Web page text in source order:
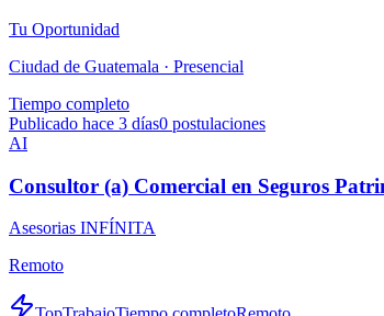
Tu Oportunidad
Ciudad de Guatemala · Presencial
Tiempo completo
Publicado hace 3 días0 postulaciones
AI
Consultor (a) Comercial en Seguros
Asesorias INFÍNITA
Remoto